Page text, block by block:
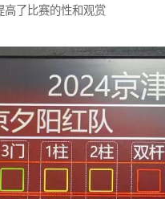
高了比赛的性和观赏